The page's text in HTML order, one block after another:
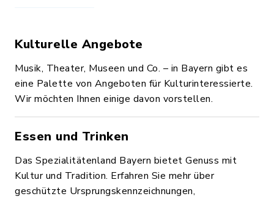
Kulturelle Angebote
Musik, Theater, Museen und Co. – in Bayern gibt es
eine Palette von Angeboten für Kulturinteressierte.
Wir möchten Ihnen einige davon vorstellen.
Essen und Trinken
Das Spezialitätenland Bayern bietet Genuss mit
Kultur und Tradition. Erfahren Sie mehr über
geschützte Ursprungskennzeichnungen,